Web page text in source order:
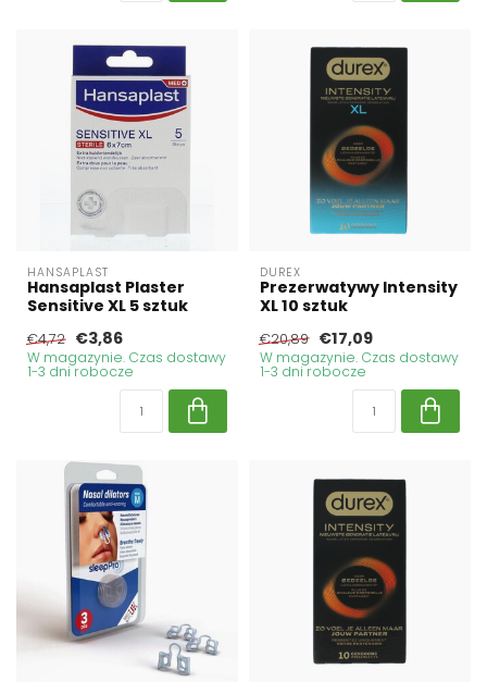
HANSAPLAST
Hansaplast Plaster
Sensitive XL 5 sztuk
€4,72 €3,86
W magazynie. Czas dostawy
1-3 dni robocze
DUREX
Prezerwatywy Intensity
XL 10 sztuk
€20,89 €17,09
W magazynie. Czas dostawy
1-3 dni robocze